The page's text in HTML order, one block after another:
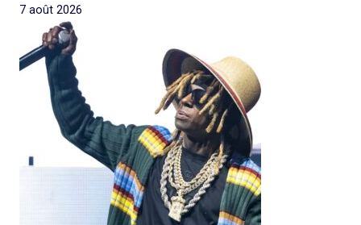
7 août 2026